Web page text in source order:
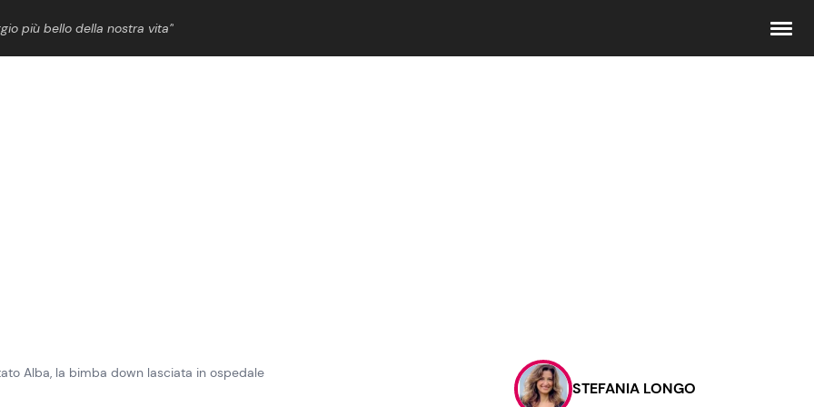
più bello della nostra vita”
Contattaci
Pubblicità
Alba, la bimba down lasciata in ospedale
STEFANIA LONGO